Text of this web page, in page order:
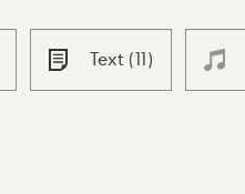
Text (11)